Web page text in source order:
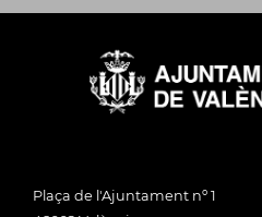
Plaça de l'Ajuntament nº 1